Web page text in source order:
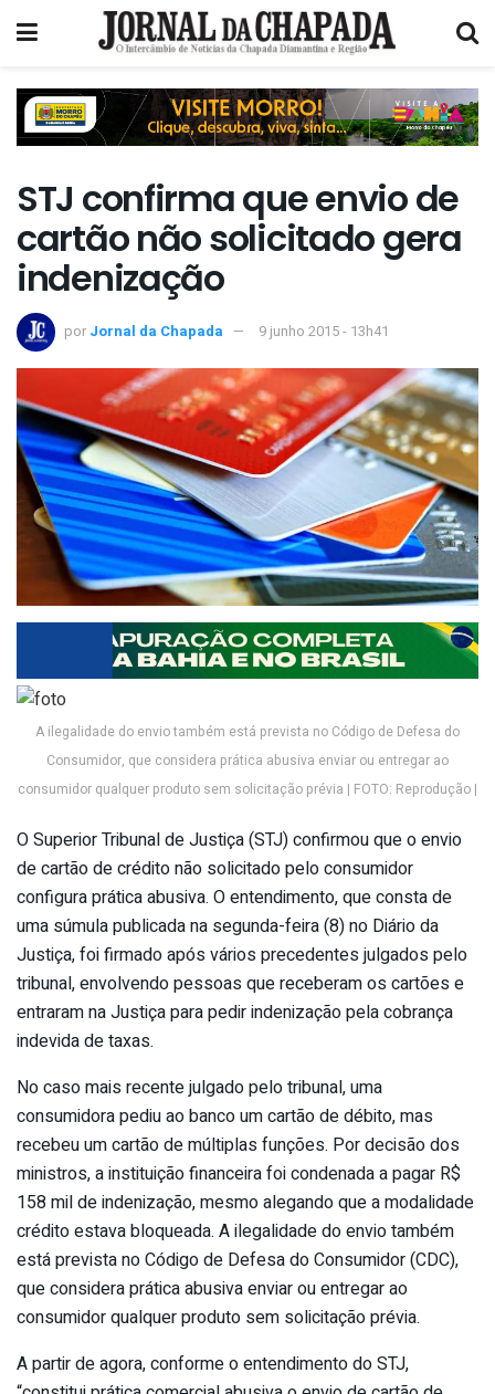
STJ confirma que envio de
cartão não solicitado gera
indenização
por Jornal da Chapada 9 junho 2015 - 13h41
A ilegalidade do envio também está prevista no Código de Defesa do
Consumidor, que considera prática abusiva enviar ou entregar ao
consumidor qualquer produto sem solicitação prévia | FOTO: Reprodução |
O Superior Tribunal de Justiça (STJ) confirmou que o envio
de cartão de crédito não solicitado pelo consumidor
configura prática abusiva. O entendimento, que consta de
uma súmula publicada na segunda-feira (8) no Diário da
Justiça, foi firmado após vários precedentes julgados pelo
tribunal, envolvendo pessoas que receberam os cartões e
entraram na Justiça para pedir indenização pela cobrança
indevida de taxas.
No caso mais recente julgado pelo tribunal, uma
consumidora pediu ao banco um cartão de débito, mas
recebeu um cartão de múltiplas funções. Por decisão dos
ministros, a instituição financeira foi condenada a pagar R$
158 mil de indenização, mesmo alegando que a modalidade
crédito estava bloqueada. A ilegalidade do envio também
está prevista no Código de Defesa do Consumidor (CDC),
que considera prática abusiva enviar ou entregar ao
consumidor qualquer produto sem solicitação prévia.
A partir de agora, conforme o entendimento do STJ,